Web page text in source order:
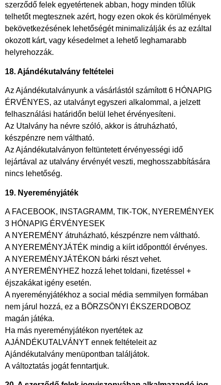
szerződő felek egyetértenek abban, hogy minden tőlük
telhetőt megtesznek azért, hogy ezen okok és körülmények
bekövetkezésének lehetőségét minimalizálják és az ezáltal
okozott kárt, vagy késedelmet a lehető leghamarabb
helyrehozzák.
18. Ajándékutalvány feltételei
Az Ajándékutalványunk a vásárlástól számított 6 HÓNAPIG
ÉRVÉNYES, az utalványt egyszeri alkalommal, a jelzett
felhasználási határidőn belül lehet érvényesíteni.
Az Utalvány ha névre szóló, akkor is átruházható,
készpénzre nem váltható.
Az Ajándékutalványon feltüntetett érvényességi idő
lejártával az utalvány érvényét veszti, meghosszabbítására
nincs lehetőség.
19. Nyereményjáték
A FACEBOOK, INSTAGRAMM, TIK-TOK, NYEREMÉNYEK
3 HÓNAPIG ÉRVÉNYESEK
A NYEREMÉNY átruházható, készpénzre nem váltható.
A NYEREMÉNYJÁTÉK mindig a kiírt időponttól érvényes.
A NYEREMÉNYJÁTÉKON bárki részt vehet.
A NYEREMÉNYHEZ hozzá lehet toldani, fizetéssel +
éjszakákat igény esetén.
A nyereményjátékhoz a social média semmilyen formában
nem járul hozzá, ez a BÖRZSÖNYI ÉKSZERDOBOZ
magán játéka.
Ha más nyereményjátékon nyertétek az
AJÁNDÉKUTALVÁNYT ennek feltételeit az
Ajándékutalvány menüpontban találjátok.
A változtatás jogát fenntartjuk.